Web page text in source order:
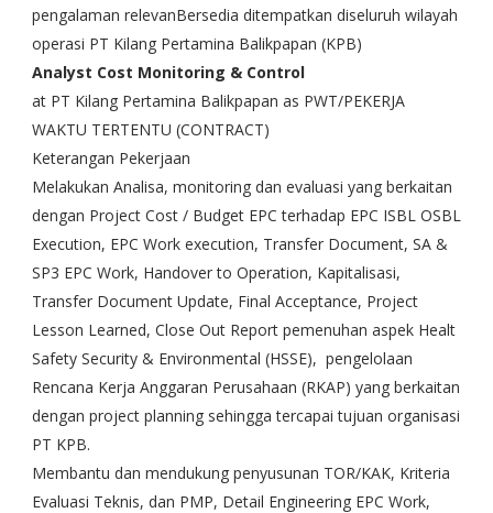
pengalaman relevanBersedia ditempatkan diseluruh wilayah
operasi PT Kilang Pertamina Balikpapan (KPB)
Analyst Cost Monitoring & Control
at PT Kilang Pertamina Balikpapan as PWT/PEKERJA
WAKTU TERTENTU (CONTRACT)
Keterangan Pekerjaan
Melakukan Analisa, monitoring dan evaluasi yang berkaitan
dengan Project Cost / Budget EPC terhadap EPC ISBL OSBL
Execution, EPC Work execution, Transfer Document, SA &
SP3 EPC Work, Handover to Operation, Kapitalisasi,
Transfer Document Update, Final Acceptance, Project
Lesson Learned, Close Out Report pemenuhan aspek Healt
Safety Security & Environmental (HSSE), pengelolaan
Rencana Kerja Anggaran Perusahaan (RKAP) yang berkaitan
dengan project planning sehingga tercapai tujuan organisasi
PT KPB.
Membantu dan mendukung penyusunan TOR/KAK, Kriteria
Evaluasi Teknis, dan PMP, Detail Engineering EPC Work,